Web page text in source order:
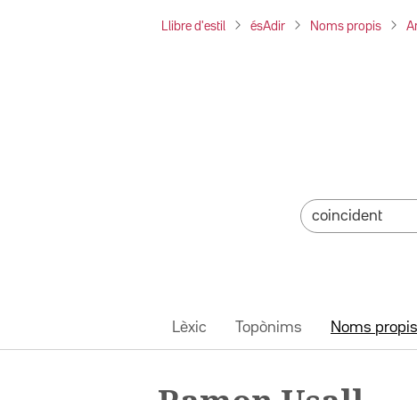
Llibre d'estil ésAdir Noms propis
Lèxic Topònims Noms propis